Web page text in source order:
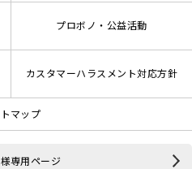
プロボノ・公益活動
カスタマーハラスメント対応方針
マップ
専用ページ